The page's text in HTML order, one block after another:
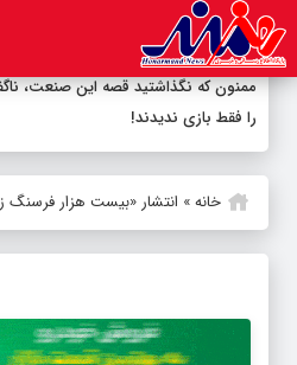
ممنون که نگذاشتید قصه این صنعت،
را فقط بازی ندیدند!
خانه» انتشار «بیست هزار فرسنگ